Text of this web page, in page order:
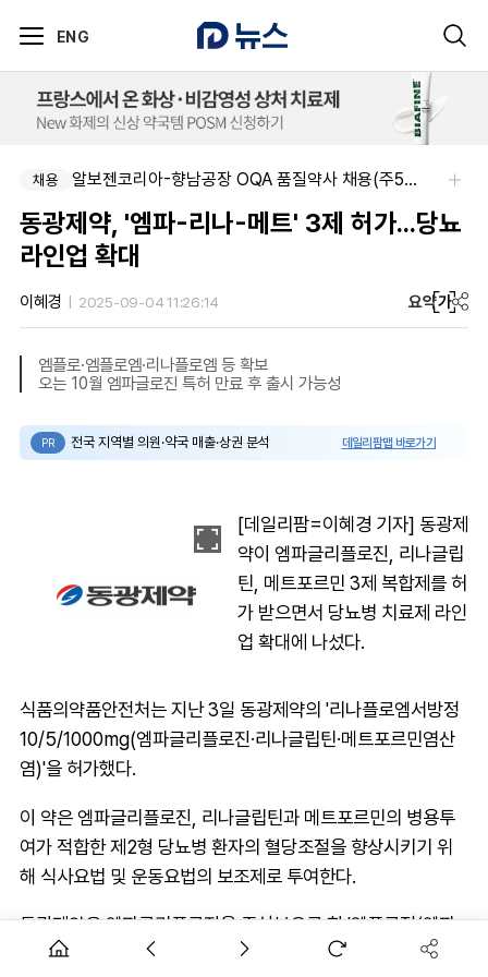
ENG
채용 알보젠코리아-향남공장 OQA 품질약사 채용(주5일/파트타임 가능)
동광제약, '엠파-리나-메트' 3제 허가...당뇨
라인업 확대
이혜경 2025-09-04 11:26:14 요약가
엠플로·엠플로엠·리나플로엠 등 확보
오는 10월 엠파글로진 특허 만료 후 출시 가능성
PR 전국 지역별 의원·약국 매출·상권 분석 데일리팜맵 바로가기
[데일리팜=이혜경 기자] 동광제
약이 엠파글리플로진, 리나글립
틴, 메트포르민 3제 복합제를 허
가 받으면서 당뇨병 치료제 라인
업 확대에 나섰다.
식품의약품안전처는 지난 3일 동광제약의 '리나플로엠서방정
10/5/1000mg(엠파글리플로진·리나글립틴·메트포르민염산
염)'을 허가했다.
이 약은 엠파글리플로진, 리나글립틴과 메트포르민의 병용투
여가 적합한 제2형 당뇨병 환자의 혈당조절을 향상시키기 위
해 식사요법 및 운동요법의 보조제로 투여한다.
동광제약은 엠파글리플로진을 주성분으로 한 '엠플로정(엠파
글리플로진)', '엠플로엠서방정(엠파글리플로진·메트포르민)'